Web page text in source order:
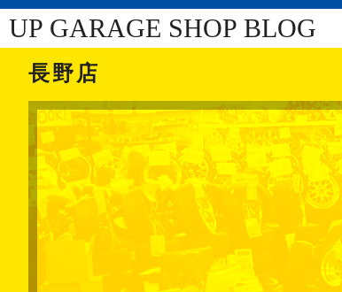
UP GARAGE SHOP BLOG
長野店